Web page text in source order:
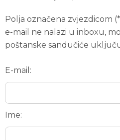
Polja označena zvjezdicom
e-mail ne nalazi u inboxu,
poštanske sandučiće
E-mail:
Ime: